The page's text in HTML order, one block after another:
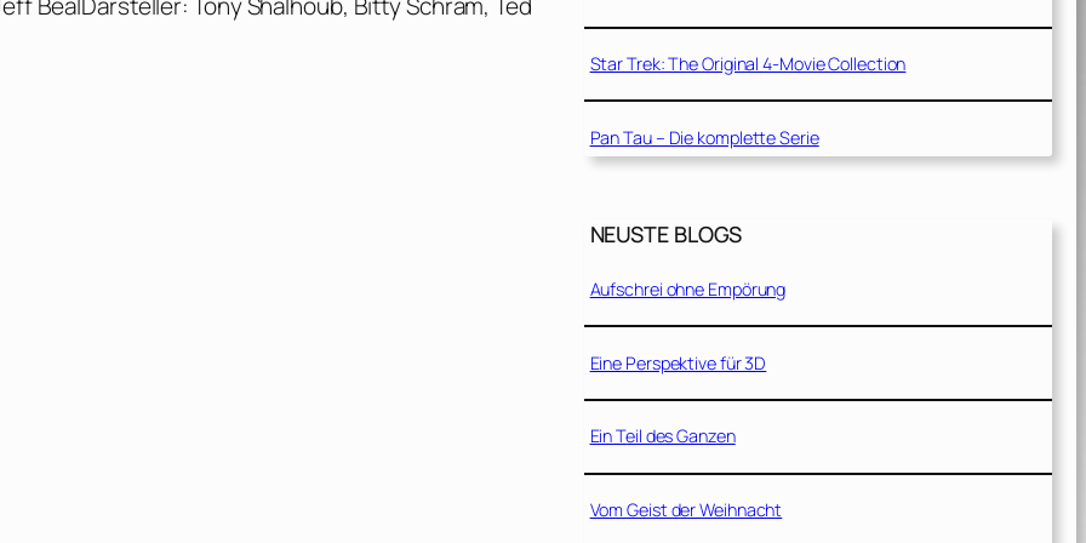
BealDarsteller: Tony Shalhoub, Bitty Schram, Ted
Star Trek: The Original 4-Movie Collection
Pan Tau – Die komplette Serie
NEUSTE BLOGS
Aufschrei ohne Empörung
Eine Perspektive für 3D
Ein Teil des Ganzen
Vom Geist der Weihnacht